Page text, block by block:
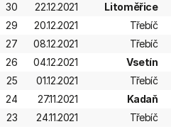
30
22.12.2021 Litoměřice
29
20.12.2021 Třebíč
27
08.12.2021 Třebíč
26
04.12.2021 Vsetín
25
01.12.2021 Třebíč
24
27.11.2021 Kadaň
23
24.11.2021 Třebíč